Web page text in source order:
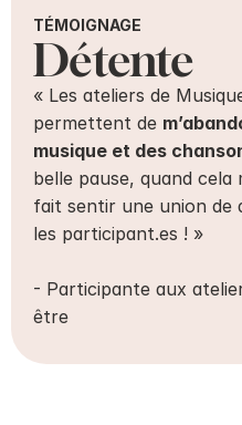
TÉMOIGNAGE
Détente
« Les ateliers de
permettent de
musique et des
belle pause, quand cela
fait sentir une union de
les participant.es ! »
- Participante aux
être